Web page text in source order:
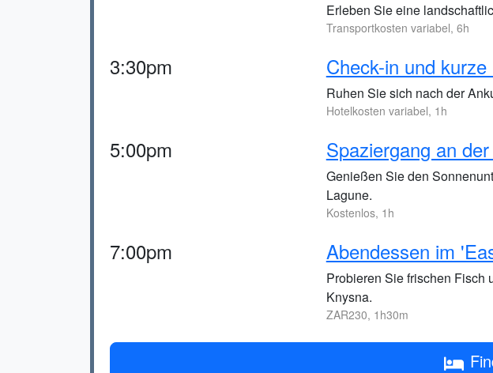
Erleben Sie eine
Transportkosten variabel, 6h
3:30pm Check-in und
Ruhen Sie sich nach der
Hotelkosten variabel, 1h
5:00pm Spaziergang an
Genießen Sie den
Lagune.
Kostenlos, 1h
7:00pm Abendessen im
Probieren Sie frischen Fisch
Knysna.
ZAR230, 1h30m